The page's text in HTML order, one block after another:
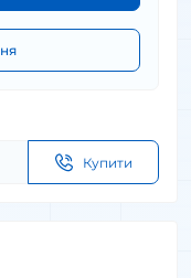
Купити